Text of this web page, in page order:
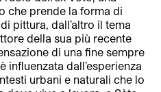
che prende la forma di
pittura, dall’altro il tema
della sua più recente
di una fine sempre
influenzata dall’esperienza
urbani e naturali che lo